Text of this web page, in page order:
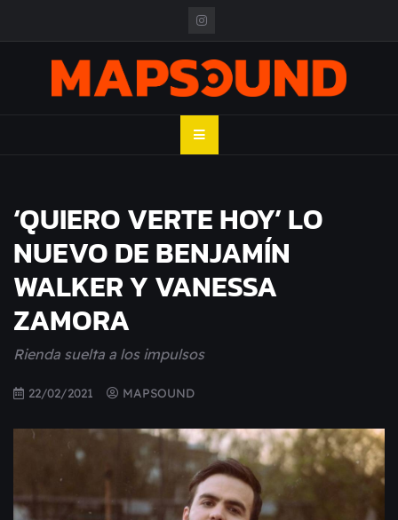
MAPSOUND
‘QUIERO VERTE HOY’ LO
NUEVO DE BENJAMÍN
WALKER Y VANESSA
ZAMORA
Rienda suelta a los impulsos
22/02/2021 MAPSOUND